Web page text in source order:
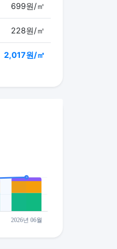
699원/㎡
228원/㎡
2,017원/㎡